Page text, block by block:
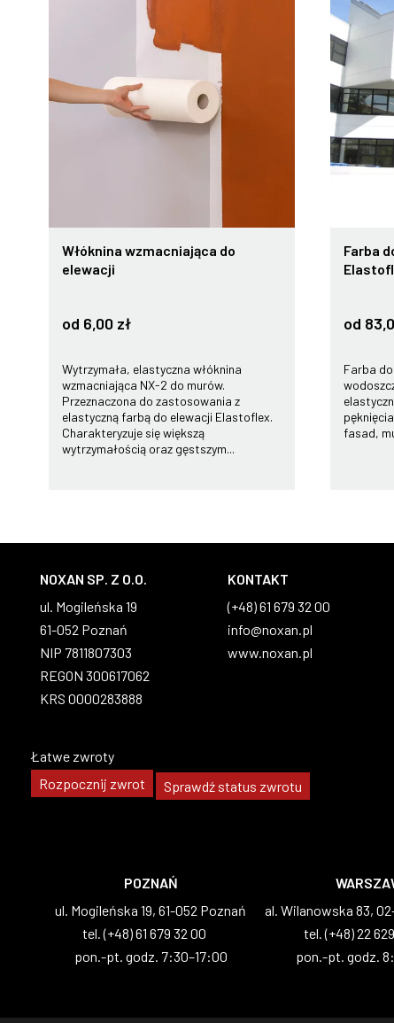
Włóknina wzmacniająca do
elewacji
od 6,00 zł
Wytrzymała, elastyczna włóknina
wzmacniająca NX-2 do murów.
Przeznaczona do zastosowania z
elastyczną farbą do elewacji Elastoflex.
Charakteryzuje się większą
wytrzymałością oraz gęstszym...
Farba
od
Farba
fasad,
NOXAN SP. Z O.O.
ul. Mogileńska 19
61-052 Poznań
NIP 7811807303
REGON 300617062
KRS 0000283888
KONTAKT
(+48) 61 679 32 00
info@noxan.pl
www.noxan.pl
Łatwe zwroty
Rozpocznij zwrot
Sprawdź status zwrotu
POZNAŃ
ul. Mogileńska 19, 61-052 Poznań
tel. (+48) 61 679 32 00
pon.-pt. godz. 7:30–17:00
al. Wilanowska 83,
tel. (+48) 22
pon.-pt. godz.